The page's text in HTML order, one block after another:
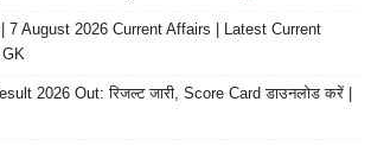
7 August 2026 Current Affairs | Latest Current
2026 Out: रिजल्ट जारी, Score Card डाउनलोड करें |